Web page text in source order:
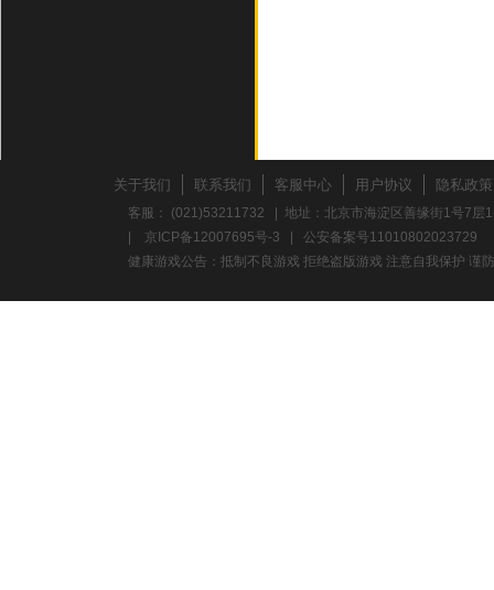
关于我们 联系我们 客服中心 用户协议 隐私政策
客服： (021)53211732 | 地址：北京市海淀区善缘街1号7
京ICP备12007695号-3
公安备案号11010802023729
健康游戏公告：抵制不良游戏 拒绝盗版游戏 注意自我保护 谨